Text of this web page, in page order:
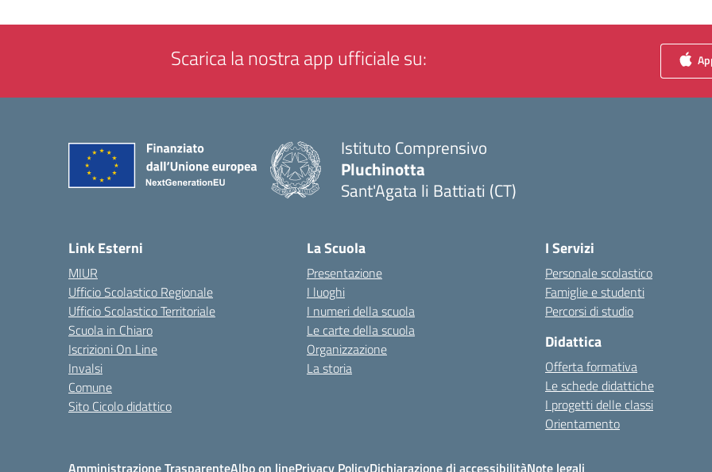
Scarica la nostra app ufficiale su:
Istituto Comprensivo
Pluchinotta
Sant'Agata li Battiati (CT)
Link Esterni
MIUR
Ufficio Scolastico Regionale
Ufficio Scolastico Territoriale
Scuola in Chiaro
Iscrizioni On Line
Invalsi
Comune
Sito Cicolo didattico
La Scuola
Presentazione
I luoghi
I numeri della scuola
Le carte della scuola
Organizzazione
La storia
I Servizi
Personale scolastico
Famiglie e studenti
Percorsi di studio
Didattica
Offerta formativa
Le schede didattiche
I progetti delle classi
Orientamento
Amministrazione TrasparenteAlbo on linePrivacy PolicyDichiarazione di accessibilitàNote legali